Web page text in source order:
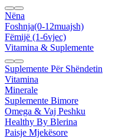
Nëna
Foshnja(0-12muajsh)
Fëmijë (1-6vjec)
Vitamina & Suplemente
Suplemente Për Shëndetin
Vitamina
Minerale
Suplemente Bimore
Omega & Vaj Peshku
Healthy By Blerina
Paisje Mjekësore